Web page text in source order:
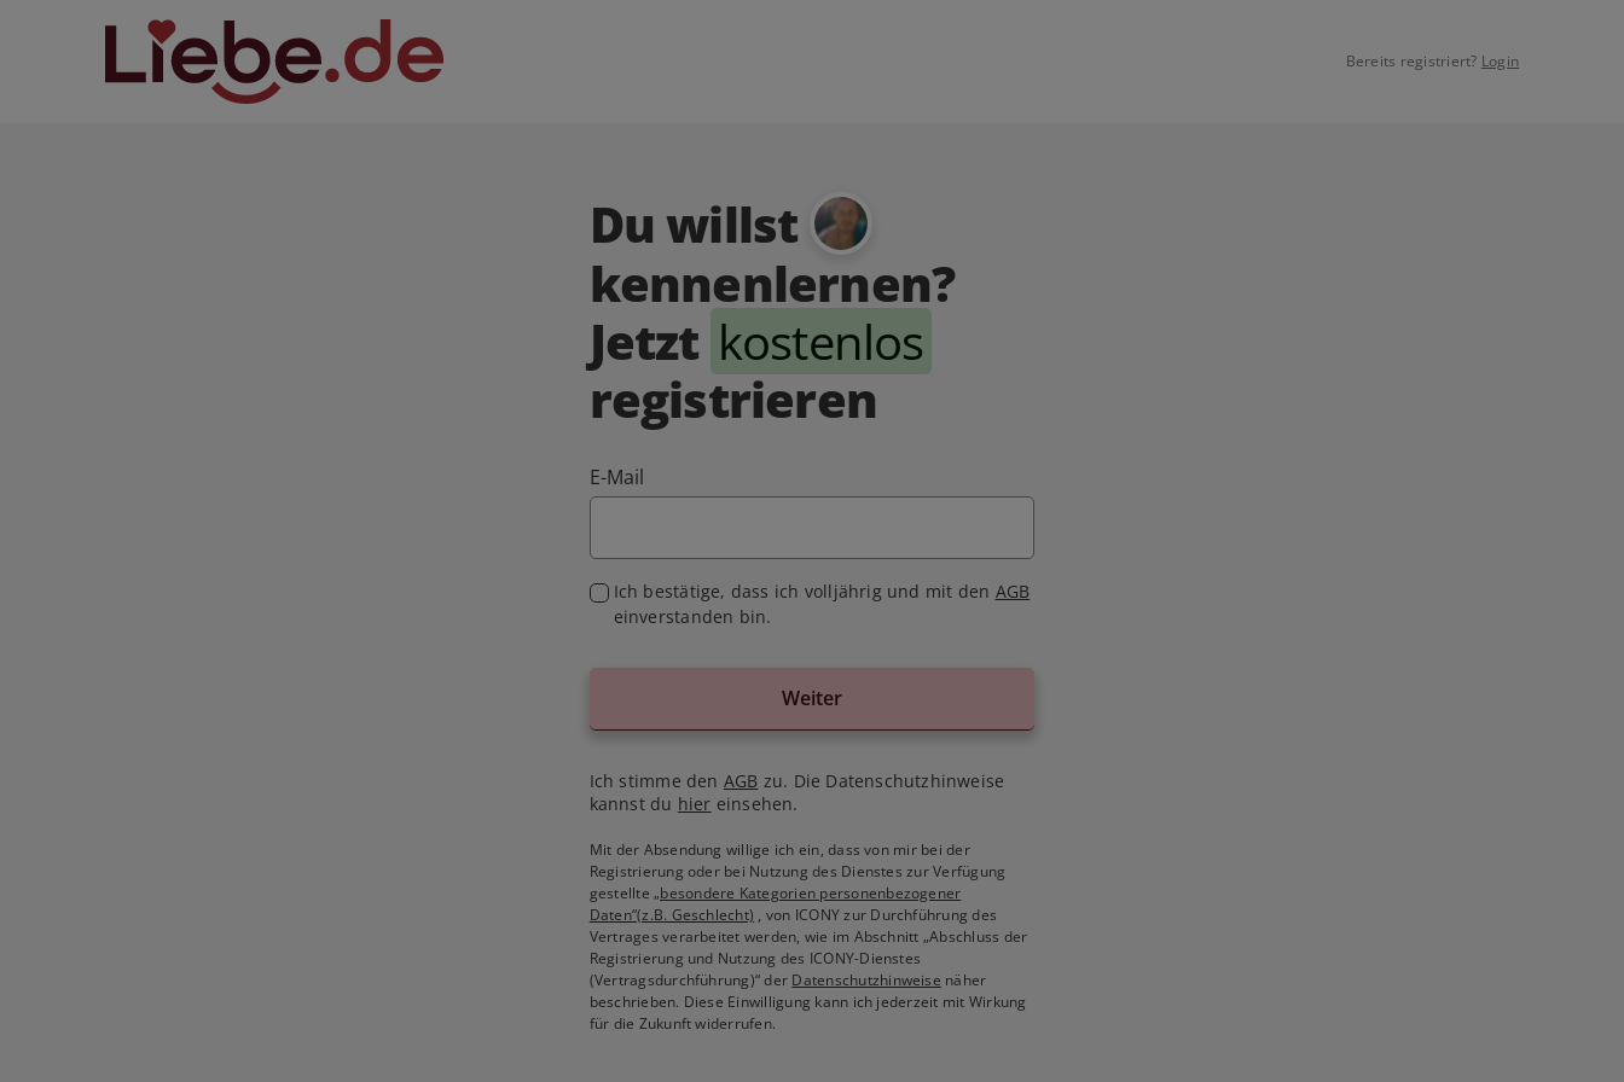
Bereits registriert? Login
Du willst
kennenlernen?
Jetzt kostenlos
registrieren
E-Mail
Ich bestätige, dass ich volljährig und mit den AGB
einverstanden bin.
Weiter
Ich stimme den AGB zu. Die Datenschutzhinweise
kannst du hier einsehen.
Mit der Absendung willige ich ein, dass von mir bei der
Registrierung oder bei Nutzung des Dienstes zur Verfügung
gestellte„besondere Kategorien personenbezogener
Daten“(z.B. Geschlecht) , von ICONY zur Durchführung des
Vertrages verarbeitet werden, wie im Abschnitt „Abschluss der
Registrierung und Nutzung des ICONY-Dienstes
(Vertragsdurchführung)“ der Datenschutzhinweise näher
beschrieben. Diese Einwilligung kann ich jederzeit mit Wirkung
für die Zukunft widerrufen.